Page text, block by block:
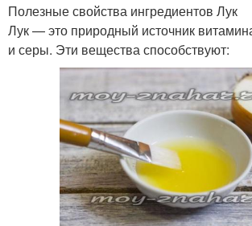
Полезные свойства ингредиентов Лук
Лук — это природный источник
и серы. Эти вещества способствуют: